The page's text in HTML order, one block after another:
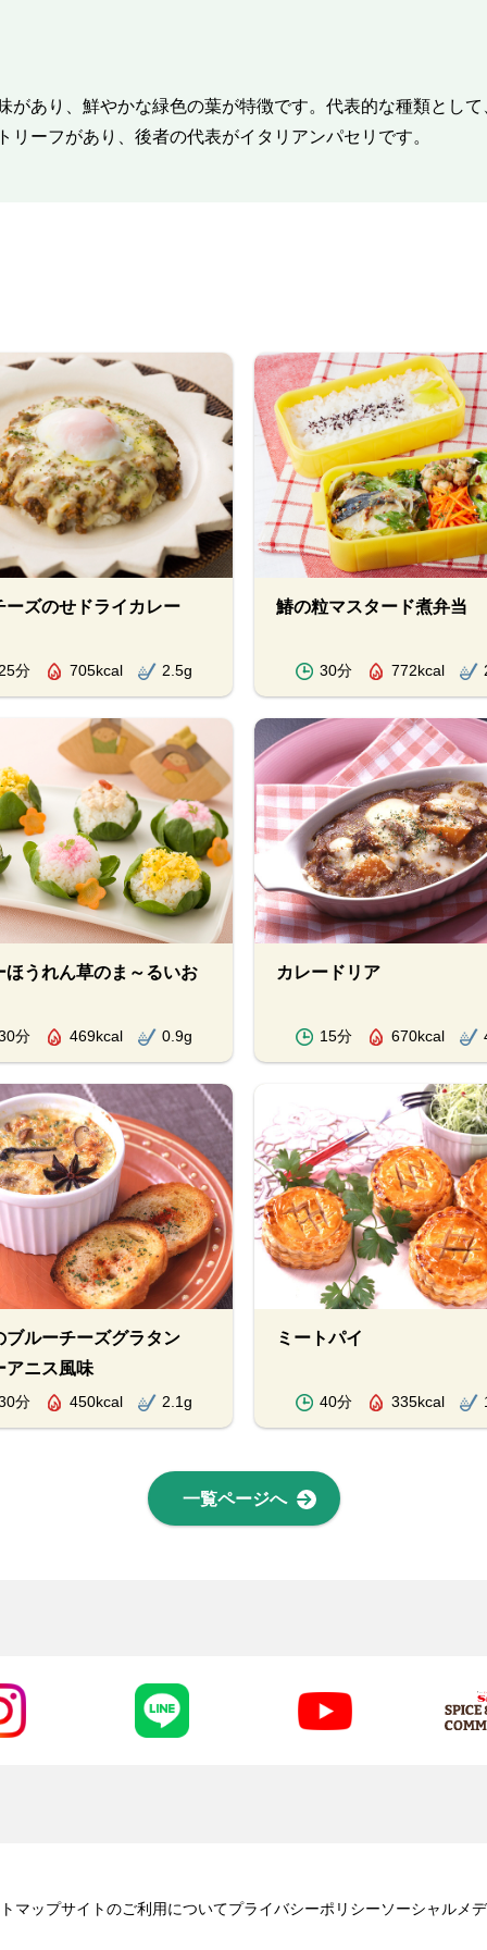
があり、鮮やかな緑色の葉が特徴です。代表的な種類とし
リーフがあり、後者の代表がイタリアンパセリです。
ーズのせドライカレー
分 705kcal 2.5g
鰆の粒マスタード煮弁当
30分 772kcal
ほうれん草のま～るいお
分 469kcal 0.9g
カレードリア
15分 670kcal
ブルーチーズグラタン
アニス風味
分 450kcal 2.1g
ミートパイ
40分 335kcal
一覧ページへ
マップサイトのご利用についてプライバシーポリシーソーシャルメ